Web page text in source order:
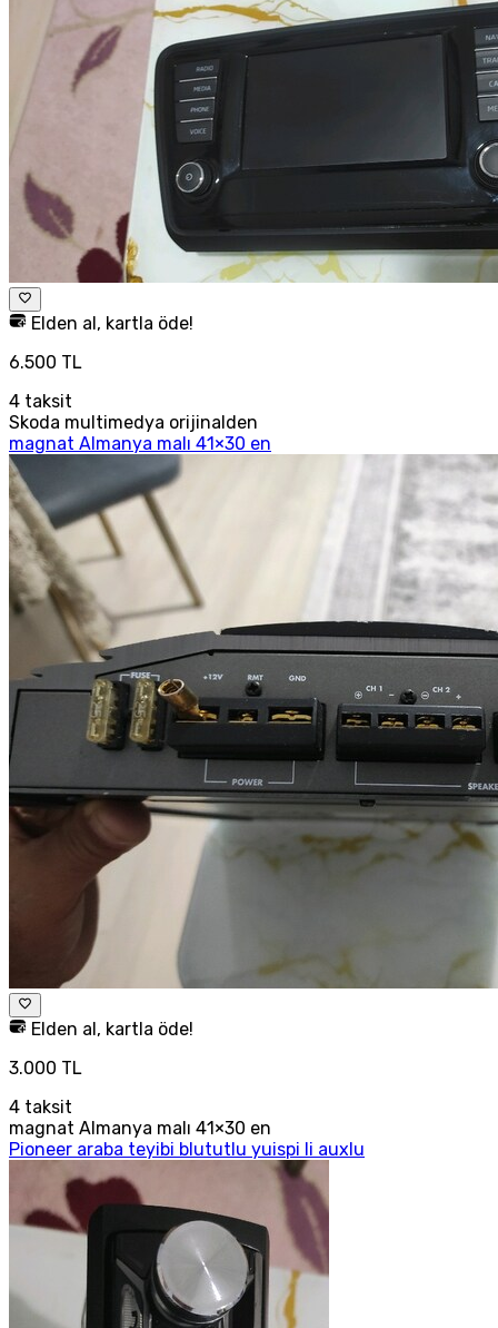
Elden al, kartla öde!
6.500 TL
4 taksit
Skoda multimedya orijinalden
magnat Almanya malı 41×30 en
Elden al, kartla öde!
3.000 TL
4 taksit
magnat Almanya malı 41×30 en
Pioneer araba teyibi blututlu yuispi li auxlu